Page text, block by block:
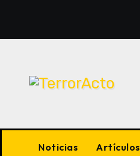
contenido
Noticias Artículos